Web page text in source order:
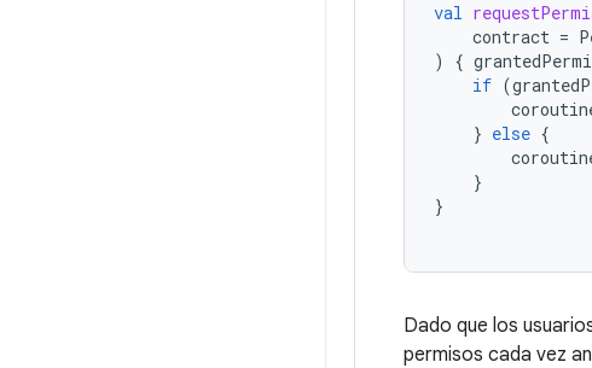
val
contract =
)
{
if (
} else {
}
}
Dado que los
permisos cada vez